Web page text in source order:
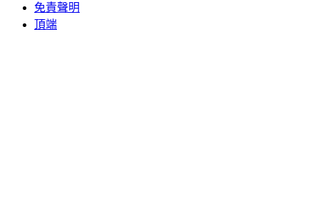
免責聲明
頂端